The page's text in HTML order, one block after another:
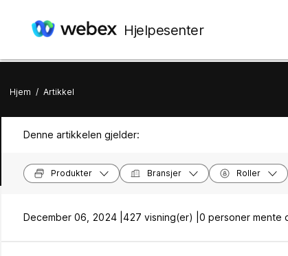
Hjelpesenter
Hjem / Artikkel
Denne artikkelen gjelder:
Produkter Bransjer Roller
December 06, 2024 | 427 visning(er) | 0 personer mente